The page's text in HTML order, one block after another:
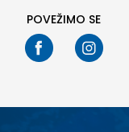
POVEŽIMO SE